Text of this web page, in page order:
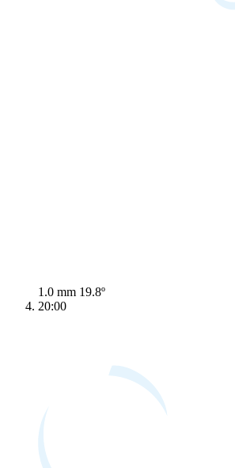
1.0 mm 19.8º
20:00